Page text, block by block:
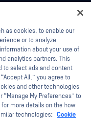
lưu. OPSWAT , MetaDefender
tin tưởng bất kỳ tệp tin nào.
Bảo vệ thế giới cơ sở hạ
as cookies, to enable our
or to analyze
about your use of
analytics partners. This
to select ads and content
All,” you agree to
and other technologies
My Preferences” to
more details on the how
technologies: Cookie
virtual assistant.
secure what's critical